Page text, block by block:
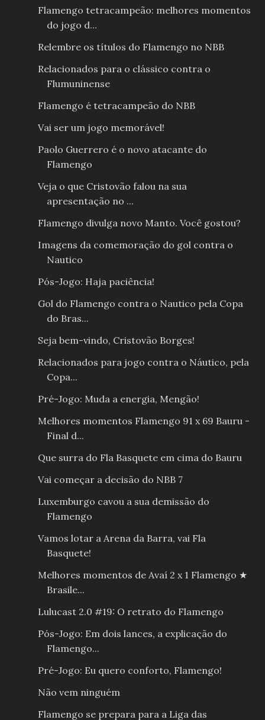
Flamengo tetracampeão: melhores momentos
do jogo d...
Relembre os títulos do Flamengo no NBB
Relacionados para o clássico contra o
Flumuninense
Flamengo é tetracampeão do NBB
Vai ser um jogo memorável!
Paolo Guerrero é o novo atacante do
Flamengo
Veja o que Cristovão falou na sua
apresentação no ...
Flamengo divulga novo Manto. Você gostou?
Imagens da comemoração do gol contra o
Nautico
Pós-Jogo: Haja paciência!
Gol do Flamengo contra o Nautico pela Copa
do Bras...
Seja bem-vindo, Cristovão Borges!
Relacionados para jogo contra o Náutico, pela
Copa...
Pré-Jogo: Muda a energia, Mengão!
Melhores momentos Flamengo 91 x 69 Bauru -
Final d...
Que surra do Fla Basquete em cima do Bauru
Vai começar a decisão do NBB 7
Luxemburgo cavou a sua demissão do
Flamengo
Vamos lotar a Arena da Barra, vai Fla
Basquete!
Melhores momentos de Avaí 2 x 1 Flamengo ★
Brasile...
Lulucast 2.0 #19: O retrato do Flamengo
Pós-Jogo: Em dois lances, a explicação do
Flamengo...
Pré-Jogo: Eu quero conforto, Flamengo!
Não vem ninguém
Flamengo se prepara para a Liga das